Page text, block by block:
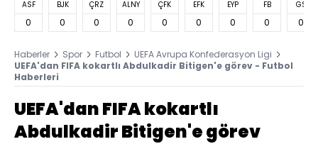
ASF
0
BJK
0
ÇRZ
0
ALNY
0
ÇFK
0
EFK
0
EYP
0
FB
0
GS
0
Haberler Spor Futbol
UEFA Avrupa Konfederasyon Ligi
UEFA'dan FIFA kokartlı Abdulkadir Bitigen'e görev - Futbol
Haberleri
UEFA'dan FIFA kokartlı
Abdulkadir Bitigen'e görev